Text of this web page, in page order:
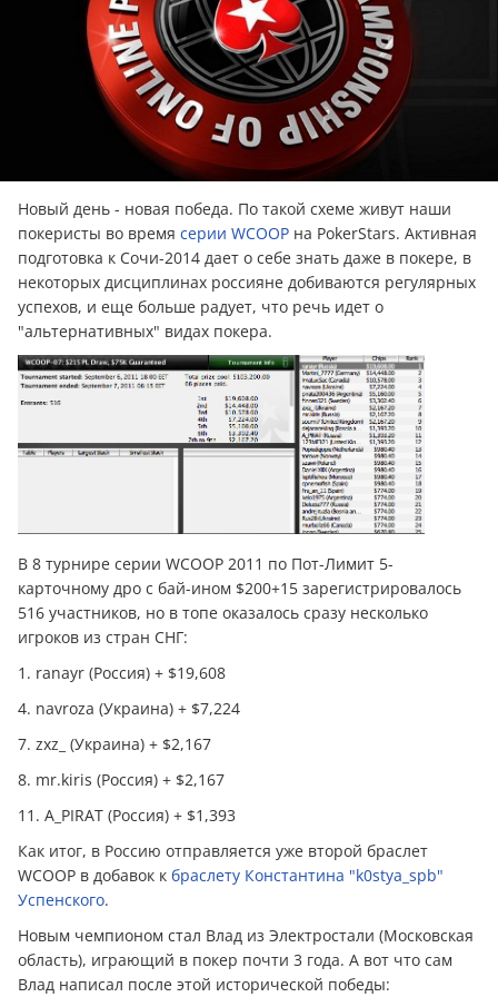
Новый день - новая победа. По такой схеме живут наши
покеристы во время серии WCOOP на PokerStars. Активная
подготовка к Сочи-2014 дает о себе знать даже в покере, в
некоторых дисциплинах россияне добиваются регулярных
успехов, и еще больше радует, что речь идет о
"альтернативных" видах покера.
В 8 турнире серии WCOOP 2011 по Пот-Лимит 5-
карточному дро с бай-ином $200+15 зарегистрировалось
516 участников, но в топе оказалось сразу несколько
игроков из стран СНГ:
1. ranayr (Россия) + $19,608
4. navroza (Украина) + $7,224
7. zxz_ (Украина) + $2,167
8. mr.kiris (Россия) + $2,167
11. A_PIRAT (Россия) + $1,393
Как итог, в Россию отправляется уже второй браслет
WCOOP в добавок к браслету Константина "k0stya_spb"
Успенского.
Новым чемпионом стал Влад из Электростали (Московская
область), играющий в покер почти 3 года. А вот что сам
Влад написал после этой исторической победы: